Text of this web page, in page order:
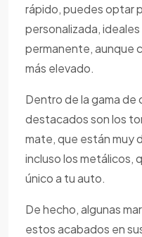
rápido, puedes optar
personalizada, ideales
permanente, aunque
más elevado.
Dentro de la gama de
destacados son los
mate, que están muy
incluso los metálicos,
único a tu auto.
De hecho, algunas
estos acabados en